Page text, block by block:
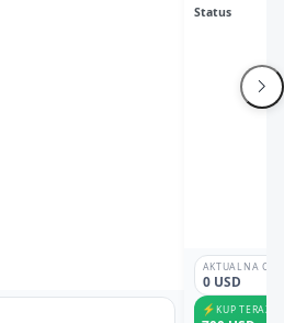
Status
AKTUALNA
0 USD
⚡KUP TERAZ